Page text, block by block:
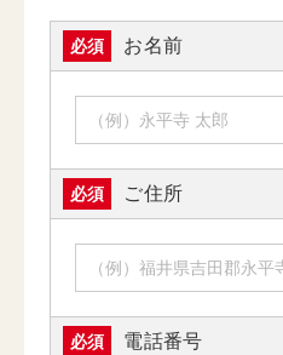
必須 お名前
必須 ご住所
必須 電話番号